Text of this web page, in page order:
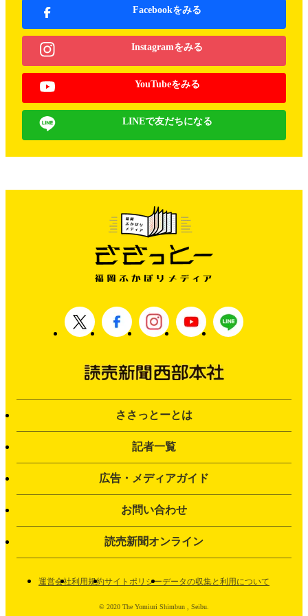
Facebookをみる
Instagramをみる
YouTubeをみる
LINEで友だちになる
ささっとーとは
記者一覧
広告・メディアガイド
お問い合わせ
読売新聞オンライン
運営会社利用規約サイトポリシーデータの収集と利用について
© 2020 The Yomiuri Shimbun , Seibu.